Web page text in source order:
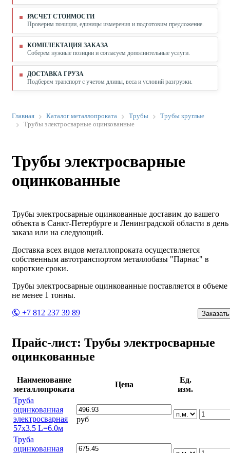
РАСЧЕТ СТОИМОСТИ
Проверим позиции, единицы измерения и подготовим предложение.
КОМПЛЕКТАЦИЯ ЗАКАЗА
Соберем нужные позиции и согласуем дополнительные услуги.
ДОСТАВКА ГРУЗА
Подберем транспорт с учетом длины, веса и условий разгрузки.
Главная Каталог металлопроката Трубы
Трубы круглые
Трубы электросварные оцинкованные
Трубы электросварные
оцинкованные
Трубы электросварные оцинкованные доставим до вашего
объекта в Санкт-Петербурге и Ленинградской области в день
заказа или на следующий.
Доставка всех видов металлопроката осуществляется
собственным автотранспортом металлобазы "Парнас" в
короткие сроки.
Трубы электросварные оцинкованные поставляется в объеме
не менее 1 тонны.
+7 812 237 39 89
Заказать
Прайс-лист: Трубы электросварные
оцинкованные
Наименование
металлопроката
Цена
Ед.
изм.
Труба
оцинкованная
электросварная
57х3.5 L=6.0м
руб
Труба
оцинкованная